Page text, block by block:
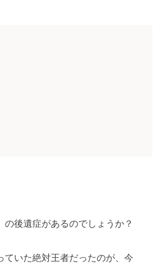
後遺症があるのでしょうか？
ていた絶対王者だったのが、今